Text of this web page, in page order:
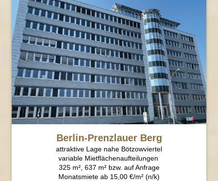
Berlin-Prenzlauer Berg
attraktive Lage nahe Bötzowviertel
variable Mietflächenaufteilungen
325 m², 637 m² bzw. auf Anfrage
Monatsmiete ab 15,00 €/m² (n/k)